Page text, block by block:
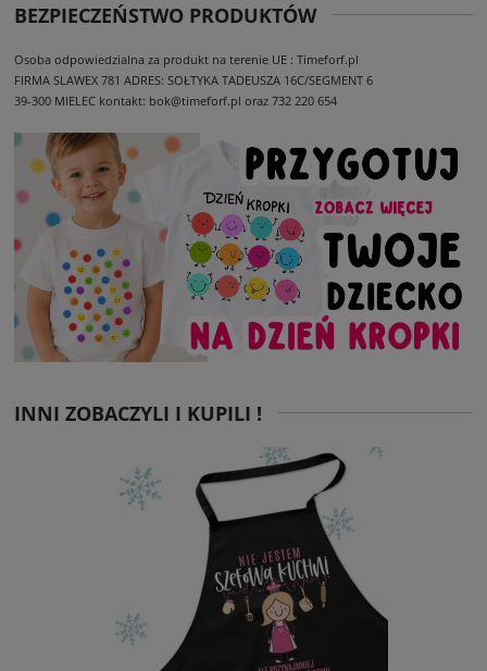
BEZPIECZEŃSTWO PRODUKTÓW
Osoba odpowiedzialna za produkt na terenie UE : Timeforf.pl
FIRMA SLAWEX 781 ADRES: SOŁTYKA TADEUSZA 16C/SEGMENT 6
39-300 MIELEC kontakt: bok@timeforf.pl oraz 732 220 654
INNI ZOBACZYLI I KUPILI !